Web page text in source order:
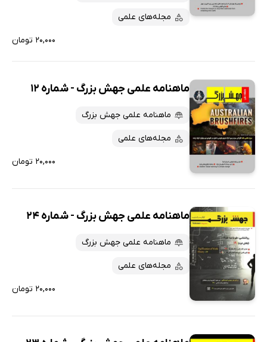
مجله‌های علمی
۲۰,۰۰۰ تومان
ماهنامه علمی جهش بزرگ - شماره 12
ماهنامه علمی جهش بزرگ
مجله‌های علمی
۲۰,۰۰۰ تومان
ماهنامه علمی جهش بزرگ - شماره 24
ماهنامه علمی جهش بزرگ
مجله‌های علمی
۲۰,۰۰۰ تومان